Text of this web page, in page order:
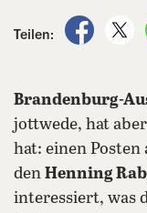
Teilen:
auf
Brandenburg-
jottwede, hat
hat: einen Posten
den Henning
interessiert, was